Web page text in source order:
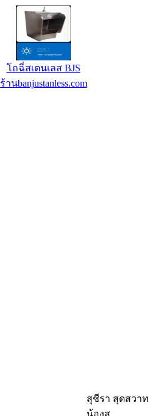
โถฉี่สเตนเลส BJS
ร้านbanjustanless.com
สุชีรา สุดสวาท
น้องสุ